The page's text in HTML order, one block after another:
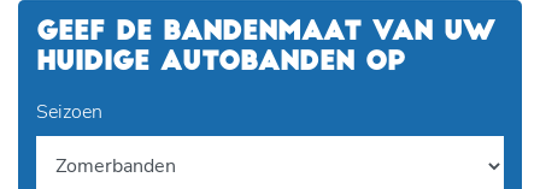
GEEF DE BANDENMAAT VAN UW
HUIDIGE AUTOBANDEN OP
Seizoen